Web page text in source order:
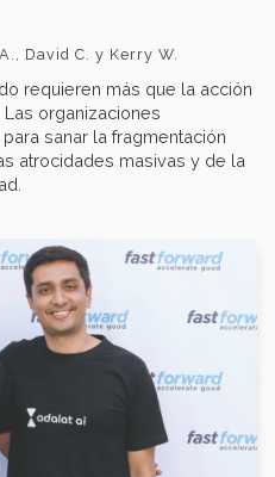
David C. y Kerry W.
requieren más que la acción
organizaciones
sanar la fragmentación
atrocidades masivas y de la